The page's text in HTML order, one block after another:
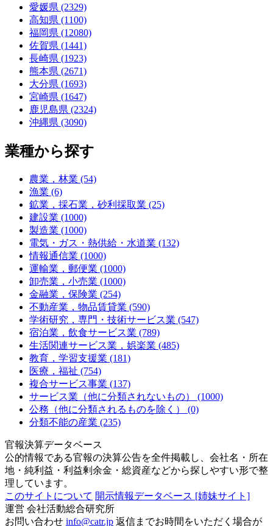
愛媛県 (2329)
高知県 (1100)
福岡県 (12080)
佐賀県 (1441)
長崎県 (1923)
熊本県 (2671)
大分県 (1693)
宮崎県 (1647)
鹿児島県 (2324)
沖縄県 (3090)
業種から探す
農業，林業 (54)
漁業 (6)
鉱業，採石業，砂利採取業 (25)
建設業 (1000)
製造業 (1000)
電気・ガス・熱供給・水道業 (132)
情報通信業 (1000)
運輸業，郵便業 (1000)
卸売業，小売業 (1000)
金融業，保険業 (254)
不動産業，物品賃貸業 (590)
学術研究，専門・技術サービス業 (547)
宿泊業，飲食サービス業 (789)
生活関連サービス業，娯楽業 (485)
教育，学習支援業 (181)
医療，福祉 (754)
複合サービス事業 (137)
サービス業（他に分類されないもの） (1000)
公務（他に分類されるものを除く） (0)
分類不能の産業 (235)
官報決算データベース
公的情報である官報の決算公告を全件掲載し、会社名・所在
地・純利益・利益剰余金・総資産などから探しやすい形で整
理しています。
このサイトについて 開示情報データベース [姉妹サイト]
運営 会社活動総合研究所
お問い合わせ info@catr.jp 返信までお時間をいただく場合が